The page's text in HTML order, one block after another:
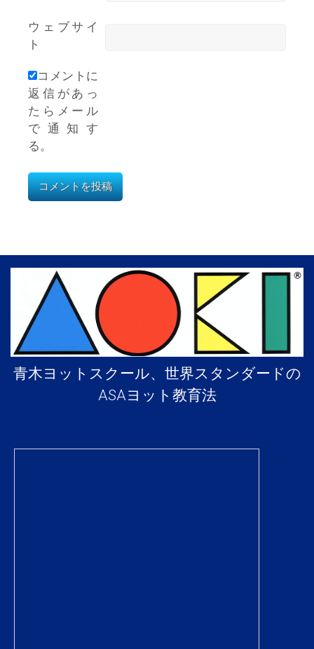
ウェブサイ
ト
コメントに
返信があっ
たらメール
で通知す
る。
青木ヨットスクール、世界スタンダードの
ASAヨット教育法